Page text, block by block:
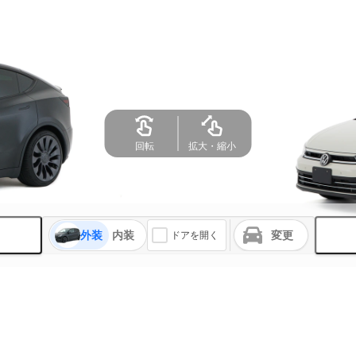
外装 内装 ドアを開く 変更
回転 拡大・縮小